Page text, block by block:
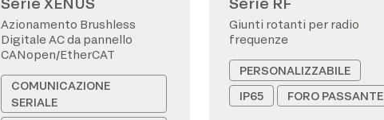
Azionamento Brushless
Digitale AC da pannello
CANopen/EtherCAT
COMUNICAZIONE
SERIALE
Giunti rotanti per radio
frequenze
PERSONALIZZABILE
IP65
FORO PASSANTE